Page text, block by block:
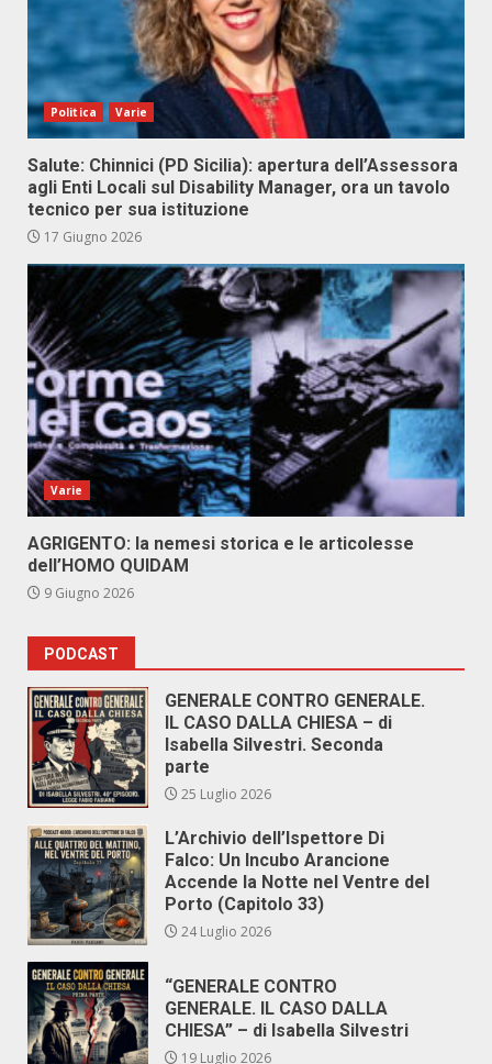
Politica Varie
Salute: Chinnici (PD Sicilia): apertura dell’Assessora
agli Enti Locali sul Disability Manager, ora un tavolo
tecnico per sua istituzione
17 Giugno 2026
Varie
AGRIGENTO: la nemesi storica e le articolesse
dell’HOMO QUIDAM
9 Giugno 2026
PODCAST
GENERALE CONTRO GENERALE.
IL CASO DALLA CHIESA – di
Isabella Silvestri. Seconda
parte
25 Luglio 2026
L’Archivio dell’Ispettore Di
Falco: Un Incubo Arancione
Accende la Notte nel Ventre del
Porto (Capitolo 33)
24 Luglio 2026
“GENERALE CONTRO
GENERALE. IL CASO DALLA
CHIESA” – di Isabella Silvestri
19 Luglio 2026